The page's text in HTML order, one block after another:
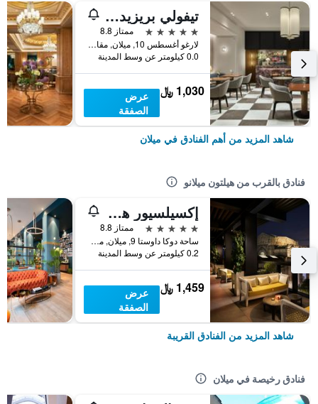
تيفولي بريزيدنت ميلانو هوتل
5 نجوم
ممتاز 8.8
لارغو أغسطس 10, ميلان, مقاطعة ميلانو, إيطاليا
0.0 كيلومتر عن وسط المدينة
1,030 ﷼
عرض
الصفقة
شاهد المزيد من أهم الفنادق في ميلان
فنادق بالقرب من هيلتون ميلانو
إكسيلسيور هوتل جاليا، أحد فنادق مجموعة لاكشري، ميلان
5 نجوم
ممتاز 8.8
ساحة دوكا داوستا 9, ميلان, مقاطعة ميلانو, إيطاليا
0.2 كيلومتر عن وسط المدينة
1,459 ﷼
عرض
الصفقة
شاهد المزيد من الفنادق القريبة
فنادق رخيصة في ميلان